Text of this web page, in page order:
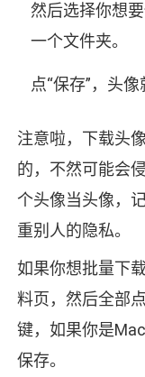
然后选择你想
一个文件夹。
点“保存”，头
注意啦，下载头
的，不然可能会
个头像当头像，
重别人的隐私。
如果你想批量下
料页，然后全部
键，如果你是
保存。